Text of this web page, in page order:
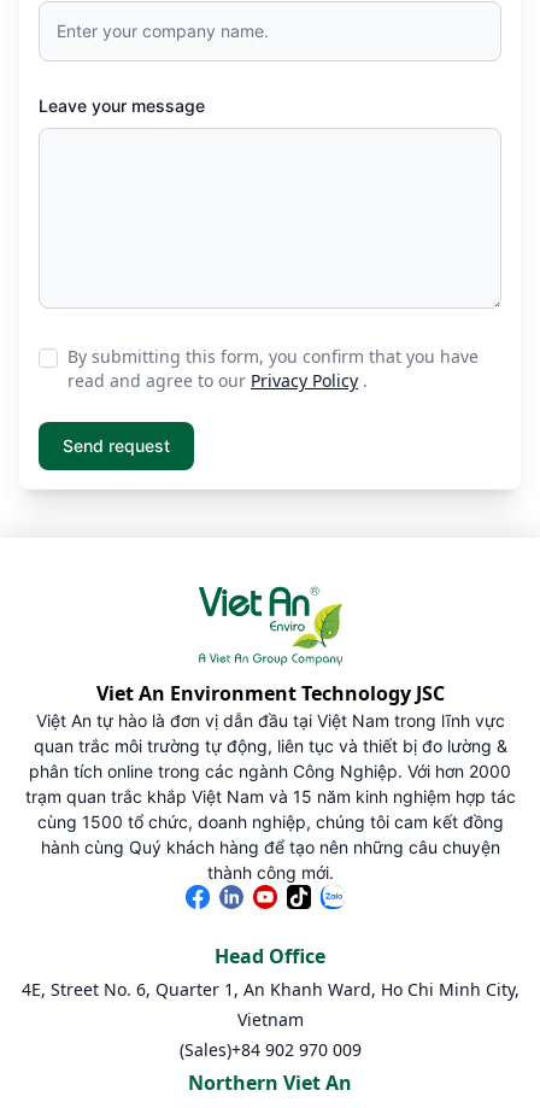
Leave your message
By submitting this form, you confirm that you have
read and agree to our Privacy Policy .
Viet An Environment Technology JSC
Việt An tự hào là đơn vị dẫn đầu tại Việt Nam trong lĩnh vực
quan trắc môi trường tự động, liên tục và thiết bị đo lường &
phân tích online trong các ngành Công Nghiệp. Với hơn 2000
trạm quan trắc khắp Việt Nam và 15 năm kinh nghiệm hợp tác
cùng 1500 tổ chức, doanh nghiệp, chúng tôi cam kết đồng
hành cùng Quý khách hàng để tạo nên những câu chuyện
thành công mới.
Head Office
4E, Street No. 6, Quarter 1, An Khanh Ward, Ho Chi Minh City,
Vietnam
(Sales)+84 902 970 009
Northern Viet An